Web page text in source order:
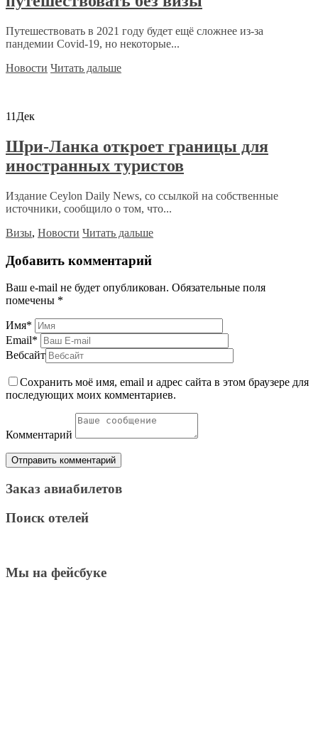
Путешествовать в 2021 году будет ещё сложнее из-за
пандемии Covid-19, но некоторые...
Новости Читать дальше
11 Дек
Шри-Ланка откроет границы для
иностранных туристов
Издание Ceylon Daily News, со ссылкой на собственные
источники, сообщило о том, что...
Визы, Новости Читать дальше
Добавить комментарий
Ваш e-mail не будет опубликован. Обязательные поля
помечены *
Имя*
Email*
Вебсайт
Сохранить моё имя, email и адрес сайта в этом браузере для
последующих моих комментариев.
Комментарий
Заказ авиабилетов
Поиск отелей
Мы на фейсбуке